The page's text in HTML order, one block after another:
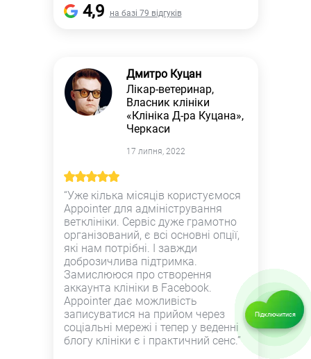
4,9 на базі 79 відгуків
Дмитро Куцан
Лікар-ветеринар,
Власник клініки
«Клініка Д-ра Куцана»,
Черкаси
17 липня, 2022
“Уже кілька місяців користуємося
Appointer для адміністрування
ветклініки. Сервіс дуже грамотно
організований, є всі основні опції,
які нам потрібні. І завжди
доброзичлива підтримка.
Замислююся про створення
аккаунта клініки в Facebook.
Appointer дає можливість
записуватися на прийом через
соціальні мережі і тепер у веденні
блогу клініки є і практичний сенс.”
Підключитися